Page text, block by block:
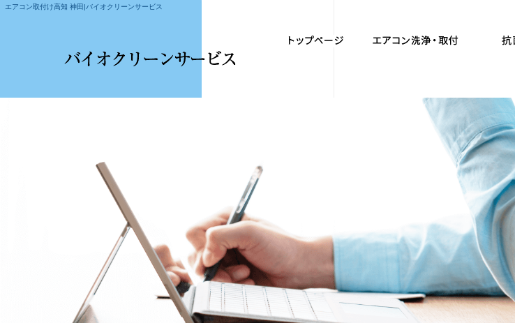
エアコン取付け高知 神田|バイオクリーンサービス